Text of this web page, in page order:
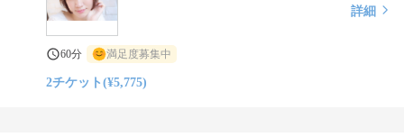
詳細
60分 満足度募集中
2チケット(¥5,775)